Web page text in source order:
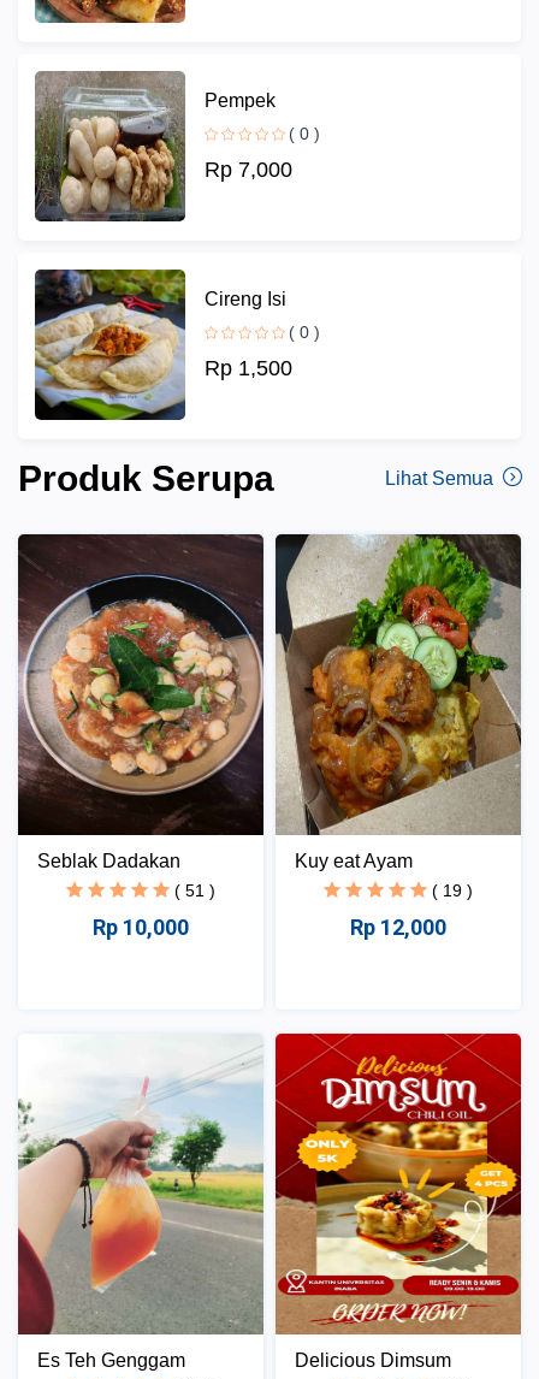
Pempek
( 0 )
Rp 7,000
Cireng Isi
( 0 )
Rp 1,500
Produk Serupa Lihat Semua
Seblak Dadakan
( 51 )
Rp 10,000
Kuy eat Ayam
( 19 )
Rp 12,000
Es Teh Genggam Delicious Dimsum